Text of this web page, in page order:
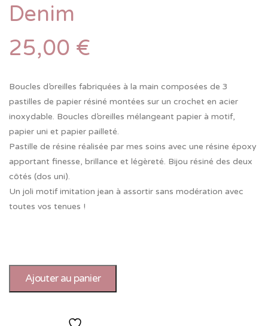
Denim
25,00 €
Boucles d’oreilles fabriquées à la main composées de 3
pastilles de papier résiné montées sur un crochet en acier
inoxydable. Boucles d’oreilles mélangeant papier à motif,
papier uni et papier pailleté.
Pastille de résine réalisée par mes soins avec une résine époxy
apportant finesse, brillance et légèreté. Bijou résiné des deux
côtés (dos uni).
Un joli motif imitation jean à assortir sans modération avec
toutes vos tenues !
Ajouter au panier